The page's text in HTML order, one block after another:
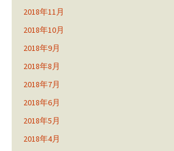
2018年11月
2018年10月
2018年9月
2018年8月
2018年7月
2018年6月
2018年5月
2018年4月